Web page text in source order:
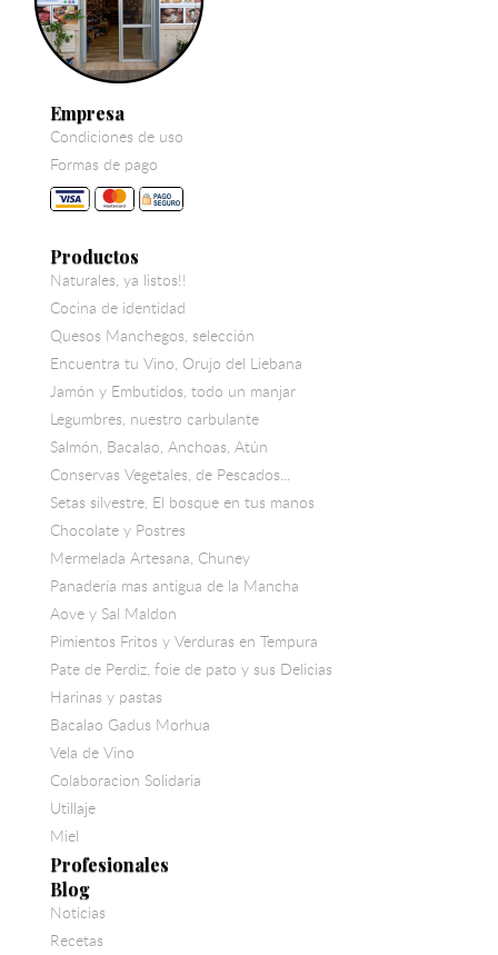
Empresa
Condiciones de uso
Formas de pago
Productos
Naturales, ya listos!!
Cocina de identidad
Quesos Manchegos, selección
Encuentra tu Vino, Orujo del Liebana
Jamón y Embutidos, todo un manjar
Legumbres, nuestro carbulante
Salmón, Bacalao, Anchoas, Atún
Conservas Vegetales, de Pescados...
Setas silvestre, El bosque en tus manos
Chocolate y Postres
Mermelada Artesana, Chuney
Panadería mas antigua de la Mancha
Aove y Sal Maldon
Pimientos Fritos y Verduras en Tempura
Pate de Perdiz, foie de pato y sus Delicias
Harinas y pastas
Bacalao Gadus Morhua
Vela de Vino
Colaboracion Solidaria
Utillaje
Miel
Profesionales
Blog
Noticias
Recetas